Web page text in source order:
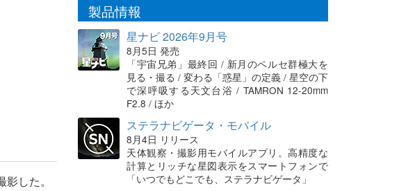
した。
製品情報
星ナビ 2026年9月号
8月5日 発売
「宇宙兄弟」最終回 / 新月のペルセ群極大を
見る・撮る / 変わる「惑星」の定義 / 星空の下
で深呼吸する天文台浴 / TAMRON 12-20mm
F2.8 / ほか
ステラナビゲータ・モバイル
8月4日 リリース
天体観察・撮影用モバイルアプリ。高精度な
計算とリッチな星図表示をスマートフォンで
「いつでもどこでも、ステラナビゲータ」